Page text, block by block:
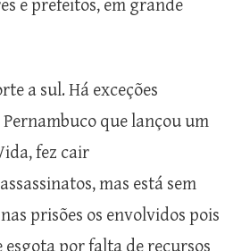
e prefeitos, em grande
a sul. Há exceções
que lançou um
fez cair
mas está sem
prisões os envolvidos pois